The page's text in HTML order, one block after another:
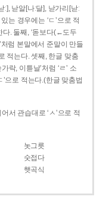
ː], 낟알[나ː달], 낟가리[낟ː
는 경우에는 ‘ㄷ’으로 적
다. 둘째, ‘돋보다(←도두
럼 본말에서 준말이 만들
적는다. 셋째, 한글 맞춤
락, 이튿날’처럼 ‘ㄹ’ 소
’으로 적는다.(한글 맞춤법
서 관습대로 ‘ㅅ’으로 적
놋그릇
숫접다
햇곡식